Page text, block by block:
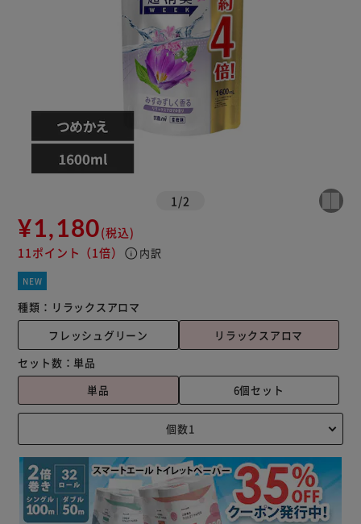
1 /2
¥1,180(税込)
11ポイント （1倍） info 内訳
NEW
種類： リラックスアロマ
フレッシュグリーン
リラックスアロマ
セット数： 単品
単品
6個セット